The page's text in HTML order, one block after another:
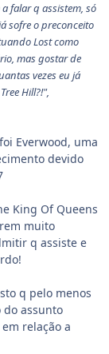
falar q assistem, só
sofre o preconceito
Lost como
mas gostar de
vezes eu já
Hill?!",
Everwood, uma
devido
King Of Queens
muito
q assiste e
q pelo menos
do assunto
relação a